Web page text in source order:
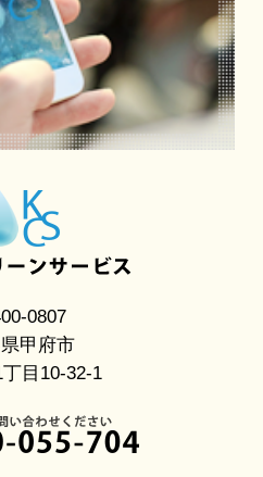
0807
甲府市
目10-32-1